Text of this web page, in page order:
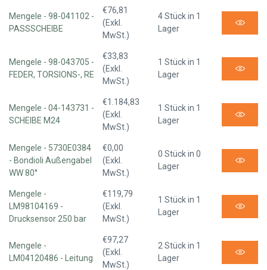
Mengele - 98-041102 -
PASSSCHEIBE
€76,81
(Exkl.
MwSt.)
4 Stück in 1
Lager
Mengele - 98-043705 -
FEDER, TORSIONS-, RE
€33,83
(Exkl.
MwSt.)
1 Stück in 1
Lager
Mengele - 04-143731 -
SCHEIBE M24
€1.184,83
(Exkl.
MwSt.)
1 Stück in 1
Lager
Mengele - 5730E0384
- Bondioli Außengabel
WW 80°
€0,00
(Exkl.
MwSt.)
0 Stück in 0
Lager
Mengele -
LM98104169 -
Drucksensor 250 bar
€119,79
(Exkl.
MwSt.)
1 Stück in 1
Lager
Mengele -
LM04120486 - Leitung
€97,27
(Exkl.
MwSt.)
2 Stück in 1
Lager